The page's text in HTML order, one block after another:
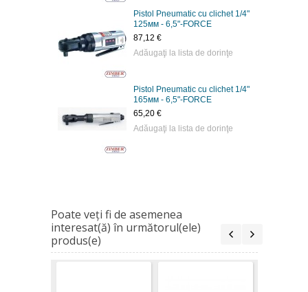
Pistol Pneumatic cu clichet 1/4"
125мм - 6,5"-FORCE
87,12 €
Adăugaţi la lista de dorinţe
Pistol Pneumatic cu clichet 1/4"
165мм - 6,5"-FORCE
65,20 €
Adăugaţi la lista de dorinţe
Poate veţi fi de asemenea
interesat(ă) în următorul(ele)
produs(e)